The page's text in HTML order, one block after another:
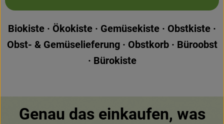
Biokiste · Ökokiste · Gemüsekiste · Obstkiste ·
Obst- & Gemüselieferung · Obstkorb · Büroobst
· Bürokiste
Genau das einkaufen, was